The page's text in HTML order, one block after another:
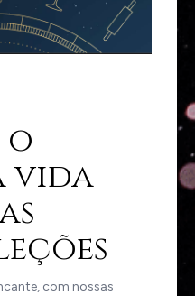
o
vida
com nossas